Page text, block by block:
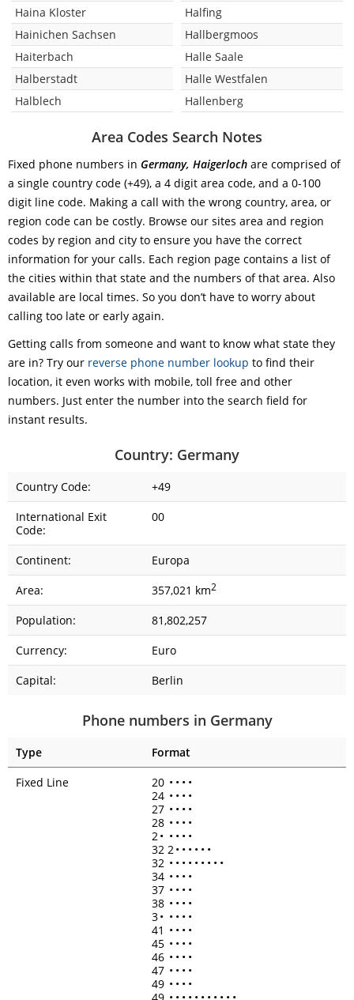
Haina Kloster
Hainichen Sachsen
Haiterbach
Halberstadt
Halblech
Halfing
Hallbergmoos
Halle Saale
Halle Westfalen
Hallenberg
Area Codes Search Notes
Fixed phone numbers in Germany, Haigerloch are comprised of
a single country code (+49), a 4 digit area code, and a 0-100
digit line code. Making a call with the wrong country, area, or
region code can be costly. Browse our sites area and region
codes by region and city to ensure you have the correct
information for your calls. Each region page contains a list of
the cities within that state and the numbers of that area. Also
available are local times. So you don’t have to worry about
calling too late or early again.
Getting calls from someone and want to know what state they
are in? Try our reverse phone number lookup to find their
location, it even works with mobile, toll free and other
numbers. Just enter the number into the search field for
instant results.
Country: Germany
Country Code:
+49
International Exit
Code:
00
Continent:
Europa
Area:
357,021 km2
Population:
81,802,257
Currency:
Euro
Capital:
Berlin
Phone numbers in Germany
Type
Format
Fixed Line
20 • • • •
24 • • • •
27 • • • •
28 • • • •
2• • • • •
32 2• • • • • •
32 • • • • • • • • •
34 • • • •
37 • • • •
38 • • • •
3• • • • •
41 • • • •
45 • • • •
46 • • • •
47 • • • •
49 • • • •